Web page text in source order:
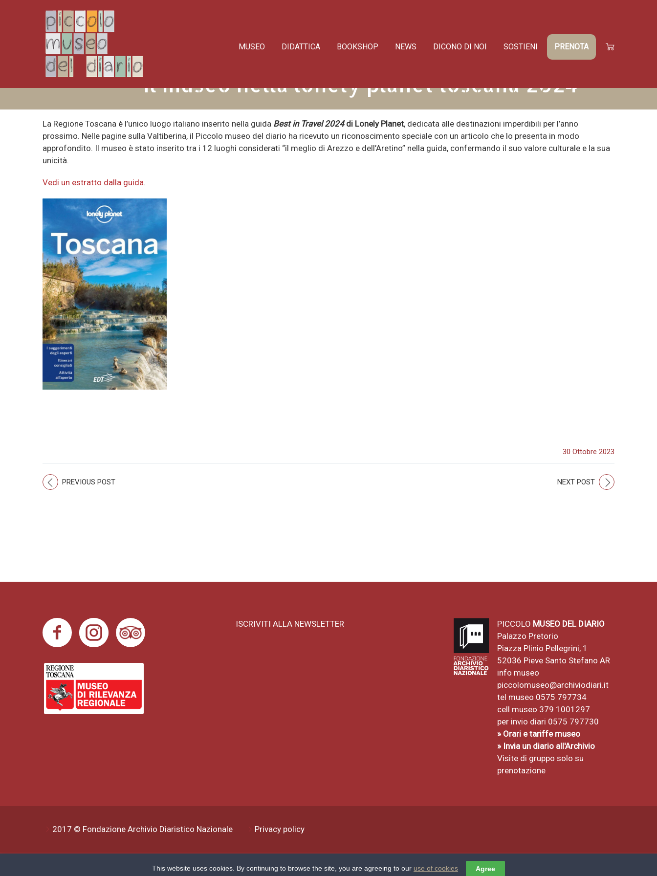
MUSEO DIDATTICA BOOKSHOP NEWS DICONO DI NOI SOSTIENI PRENOTA 
il museo nella lonely planet toscana 2024
La Regione Toscana è l’unico luogo italiano inserito nella guida Best in Travel 2024di Lonely Planet, dedicata alle destinazioni imperdibili per l’anno
prossimo. Nelle pagine sulla Valtiberina, il Piccolo museo del diario ha ricevuto un riconoscimento speciale con un articolo che lo presenta in modo
approfondito. Il museo è stato inserito tra i 12 luoghi considerati “il meglio di Arezzo e dell’Aretino” nella guida, confermando il suo valore culturale e la sua
unicità.
Vedi un estratto dalla guida.
30 Ottobre 2023
PREVIOUS POST NEXT POST
ISCRIVITI ALLA NEWSLETTER PICCOLO MUSEO DEL DIARIO
Palazzo Pretorio
Piazza Plinio Pellegrini, 1
52036 Pieve Santo Stefano AR
info museo
piccolomuseo@archiviodiari.it
tel museo 0575 797734
cell museo 379 1001297
per invio diari 0575 797730
» Orari e tariffe museo
» Invia un diario all'Archivio
Visite di gruppo solo su
prenotazione
2017 © Fondazione Archivio Diaristico Nazionale Privacy policy
This website uses cookies. By continuing to browse the site, you are agreeing to our use of cookies Agree